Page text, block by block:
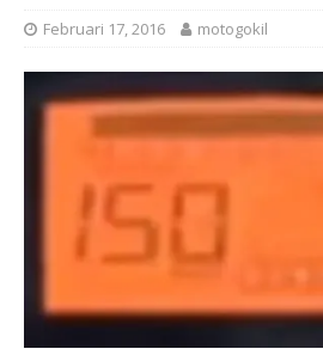
Februari 17, 2016 motogokil